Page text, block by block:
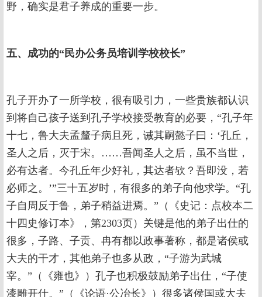
野，确实是君子养成的重要一步。
五、成功的“民办公务员培训学校校长”
孔子开办了一所学校，很有吸引力，一些贵族都认识
到将自己孩子送到孔子学校接受教育的必要，“孔子年
十七，鲁大夫孟釐子病且死，诫其嗣懿子曰：‘孔丘，
圣人之后，灭于宋。……吾闻圣人之后，虽不当世，
必有达者。今孔丘年少好礼，其达者欤？吾即没，若
必师之。’”三十五岁时，有很多的弟子向他求学。“孔
子自周反于鲁，弟子稍益进焉。”（《史记：点校本二
十四史修订本》，第2303页）关键是他的弟子出仕的
很多，子路、子贡、冉有都以政事著称，都是诸侯或
大夫的干才，其他弟子也多从政，“子游为武城
宰。”（《雍也》）孔子也积极鼓励弟子出仕，“子使
漆雕开仕。”（《论语·公冶长》）很多诸侯国或大夫